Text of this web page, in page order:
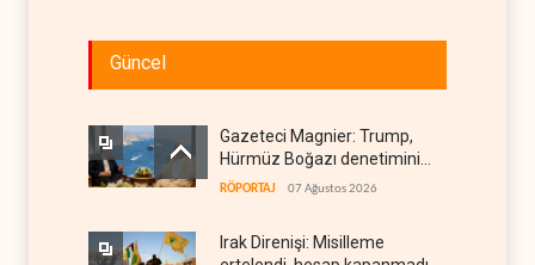
Güncel
Gazeteci Magnier: Trump,
Hürmüz Boğazı denetimini
doğrudan İran ve Umman'a
RÖPORTAJ 07 Ağustos 2026
Irak Direnişi: Misilleme